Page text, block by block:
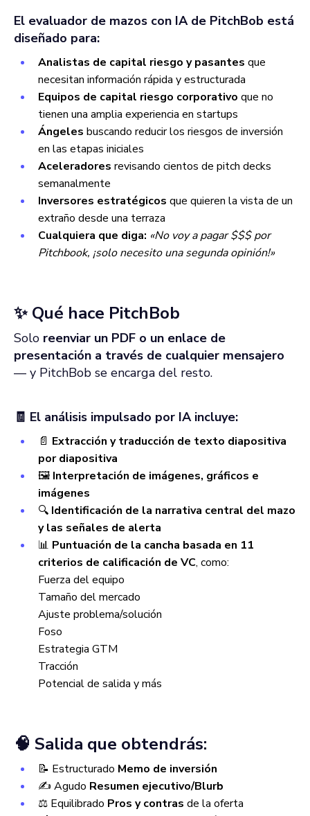
El evaluador de mazos con IA de PitchBob está
diseñado para:
Analistas de capital riesgo y pasantes que
necesitan información rápida y estructurada
Equipos de capital riesgo corporativo que no
tienen una amplia experiencia en startups
Ángeles buscando reducir los riesgos de inversión
en las etapas iniciales
Aceleradores revisando cientos de pitch decks
semanalmente
Inversores estratégicos que quieren la vista de un
extraño desde una terraza
Cualquiera que diga: «No voy a pagar $$$ por
Pitchbook, ¡solo necesito una segunda opinión!»
✨ Qué hace PitchBob
Solo reenviar un PDF o un enlace de
presentación a través de cualquier mensajero
— y PitchBob se encarga del resto.
🧾 El análisis impulsado por IA incluye:
📄 Extracción y traducción de texto diapositiva
por diapositiva
🖼️ Interpretación de imágenes, gráficos e
imágenes
🔍 Identificación de la narrativa central del mazo
y las señales de alerta
📊 Puntuación de la cancha basada en 11
criterios de calificación de VC, como:
Fuerza del equipo
Tamaño del mercado
Ajuste problema/solución
Foso
Estrategia GTM
Tracción
Potencial de salida y más
🧠 Salida que obtendrás:
📝 Estructurado Memo de inversión
✍️ Agudo Resumen ejecutivo/Blurb
⚖️ Equilibrado Pros y contras de la oferta